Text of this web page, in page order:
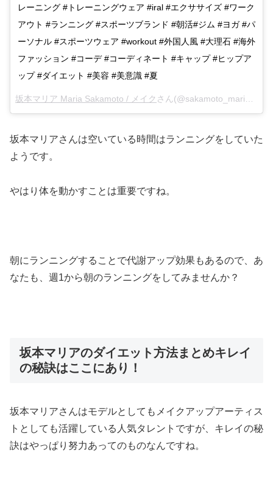
レーニング #トレーニングウェア #iral #エクササイズ #ワーク
アウト #ランニング #スポーツブランド #朝活#ジム #ヨガ #パ
ーソナル #スポーツウェア #workout #外国人風 #大理石 #海外
ファッション #コーデ #コーディネート #キャップ #ヒップア
ップ #ダイエット #美容 #美意識 #夏
坂本マリア Maria Sakamoto / メイク さん(@sakamoto_maria)がシェアした投稿 –
坂本マリアさんは空いている時間はランニングをしていた
ようです。
やはり体を動かすことは重要ですね。
朝にランニングすることで代謝アップ効果もあるので、あ
なたも、週1から朝のランニングをしてみませんか？
坂本マリアのダイエット方法まとめキレイ
の秘訣はここにあり！
坂本マリアさんはモデルとしてもメイクアップアーティス
トとしても活躍している人気タレントですが、キレイの秘
訣はやっぱり努力あってのものなんですね。